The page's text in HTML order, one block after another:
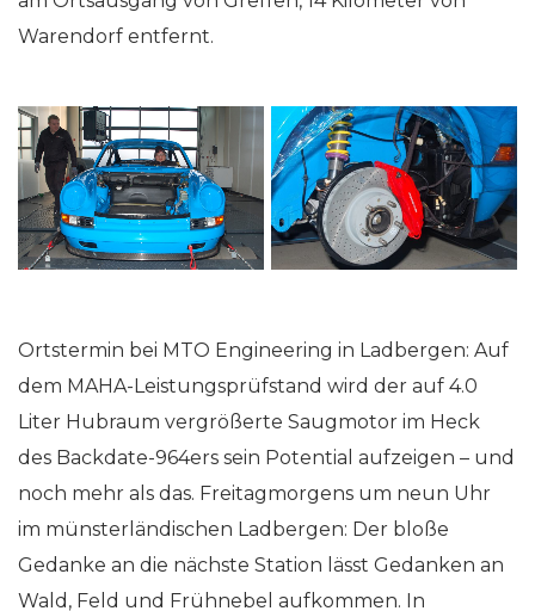
Warendorf entfernt.
Ortstermin bei MTO Engineering in Ladbergen: Auf
dem MAHA-Leistungsprüfstand wird der auf 4.0
Liter Hubraum vergrößerte Saugmotor im Heck
des Backdate-964ers sein Potential aufzeigen – und
noch mehr als das. Freitagmorgens um neun Uhr
im münsterländischen Ladbergen: Der bloße
Gedanke an die nächste Station lässt Gedanken an
Wald, Feld und Frühnebel aufkommen. In